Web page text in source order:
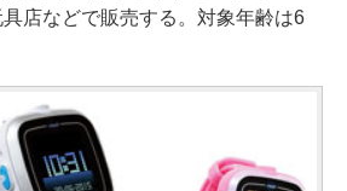
店などで販売する。対象年齢は6